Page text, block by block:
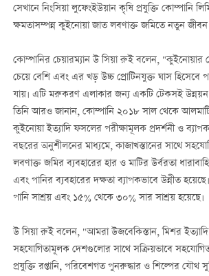
সেখানে নিংসিয়া লুফেংইউয়ান কৃষি প্রযুক্তি কোম্পানি
ক্ষমতাসম্পন্ন কুইনোয়া জাত লবণাক্ত জমিতে নতুন
কোম্পানির চেয়ারম্যান উ সিয়া রুই বলেন, "কুইনোয়ার
চেয়ে বেশি এবং এর খড় উচ্চ প্রোটিনযুক্ত ঘাস হিসেবে
যায়। এটি মরুকরণ এলাকার জন্য একটি টেকসই
তিনি আরও জানান, কোম্পানি ২০১৮ সাল থেকে
কুইনোয়া ইত্যাদি ফসলের পরীক্ষামূলক প্রদর্শনী ও
বছরের অনুশীলনের মাধ্যমে, কাজাখস্তানের সাথে
লবণাক্ত জমির ব্যবহারের হার ও মাটির উর্বরতা
এবং পানির ব্যবহারের দক্ষতা ব্যাপকভাবে উন্নীত
পানি সাশ্রয় এবং ১৫% থেকে ৩০% সার সাশ্রয় হয়েছে।
উ সিয়া রুই বলেন, "আমরা উজবেকিস্তান, মিশর ইত্যাদি
সহযোগিতামূলক দেশগুলোর সাথে সক্রিয়ভাবে
প্রযুক্তি রপ্তানি, পরিবেশগত পুনরুদ্ধার ও শিল্পের যৌথ